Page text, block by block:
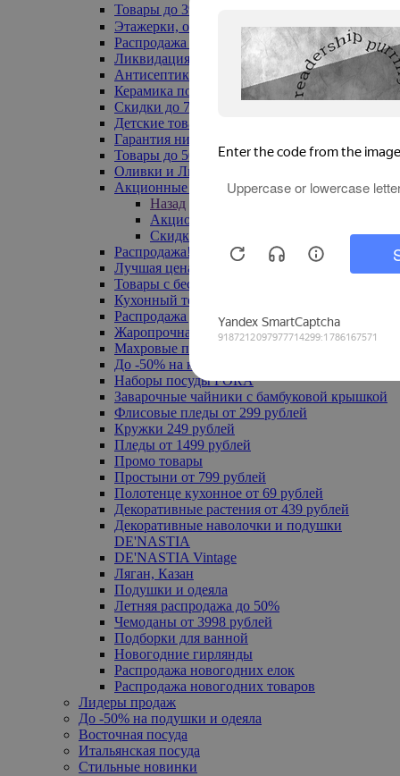
Товары до 399₽
Этажерки, обувницы
Распродажа текстиля до -50%
Ликвидация до -70%
Антисептики
Керамика по 129 руб
Скидки до 70%
Детские товары
Гарантия низкой цены
Товары до 500 руб
Оливки и Лимоны
Акционные товары
Назад
Акционные товары
Скидка 20% по промокоду
Распродажа! Ульяновск до -70%
Лучшая цена
Товары с бесплатной доставкой
Кухонный текстиль
Распродажа до -50%
Жаропрочная посуда
Махровые полотенца
До -50% на ковры
Наборы посуды FORA
Заварочные чайники с бамбуковой крышкой
Флисовые пледы от 299 рублей
Кружки 249 рублей
Пледы от 1499 рублей
Промо товары
Простыни от 799 рублей
Полотенце кухонное от 69 рублей
Декоративные растения от 439 рублей
Декоративные наволочки и подушки
DE'NASTIA
DE'NASTIA Vintage
Ляган, Казан
Подушки и одеяла
Летняя распродажа до 50%
Чемоданы от 3998 рублей
Подборки для ванной
Новогодние гирлянды
Распродажа новогодних елок
Распродажа новогодних товаров
Лидеры продаж
До -50% на подушки и одеяла
Восточная посуда
Итальянская посуда
Стильные новинки